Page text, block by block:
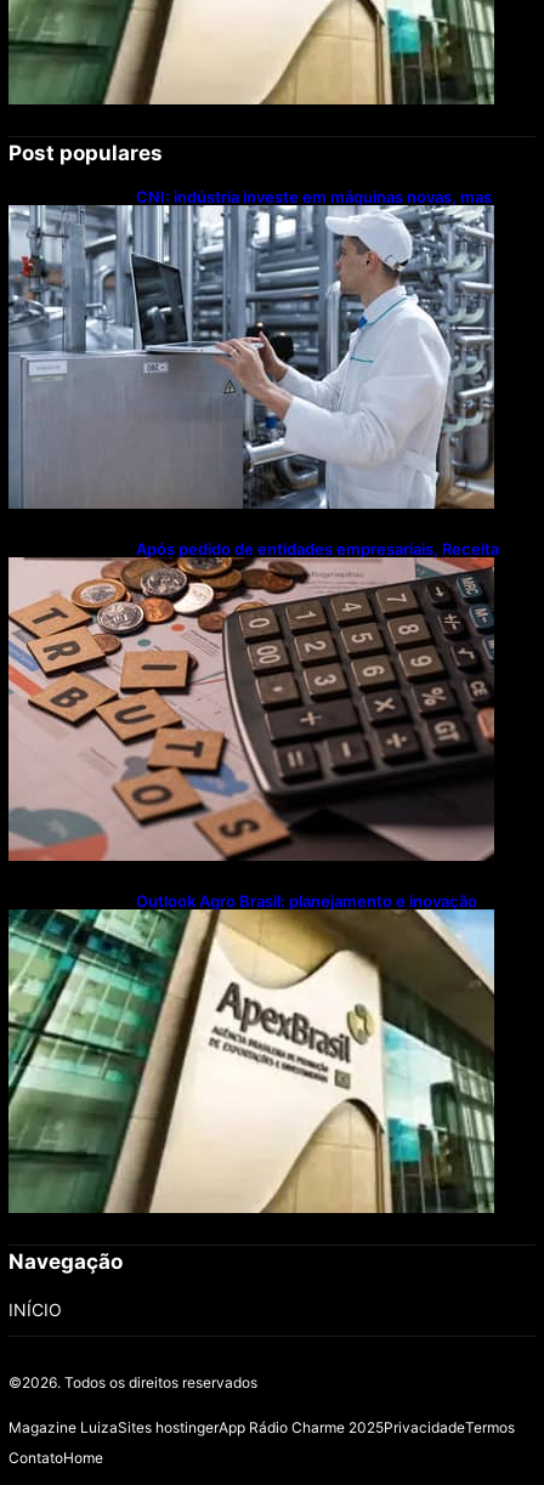
Post populares
CNI: indústria investe em máquinas novas, mas
modernização tecnológica avança lentamente
Após pedido de entidades empresariais, Receita
flexibiliza regras da Reforma Tributária
Outlook Agro Brasil: planejamento e inovação
pautam debates sobre futuro do agronegócio
Navegação
INÍCIO
©2026. Todos os direitos reservados
Magazine LuizaSites hostingerApp Rádio Charme 2025PrivacidadeTermos
ContatoHome